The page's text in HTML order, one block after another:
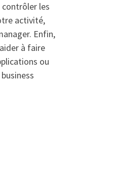
contrôler les
activité,
Enfin,
à faire
ou